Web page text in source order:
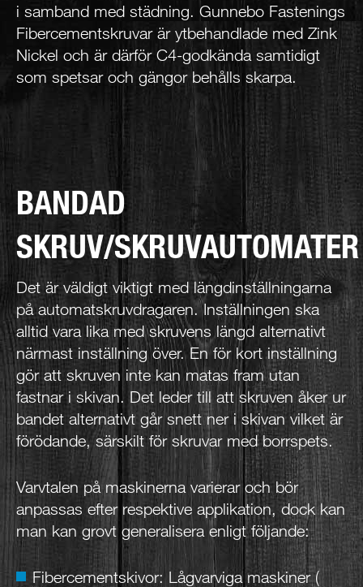
i samband med städning. Gunnebo Fastenings
Fibercementskruvar är ytbehandlade med Zink
Nickel och är därför C4-godkända samtidigt
som spetsar och gängor behålls skarpa.
BANDAD
SKRUV/SKRUVAUTOMATER
Det är väldigt viktigt med längdinställningarna
på automatskruvdragaren. Inställningen ska
alltid vara lika med skruvens längd alternativt
närmast inställning över. En för kort inställning
gör att skruven inte kan matas fram utan
fastnar i skivan. Det leder till att skruven åker ur
bandet alternativt går snett ner i skivan vilket är
förödande, särskilt för skruvar med borrspets.
Varvtalen på maskinerna varierar och bör
anpassas efter respektive applikation, dock kan
man kan grovt generalisera enligt följande:
Fibercementskivor: Lågvarviga maskiner (